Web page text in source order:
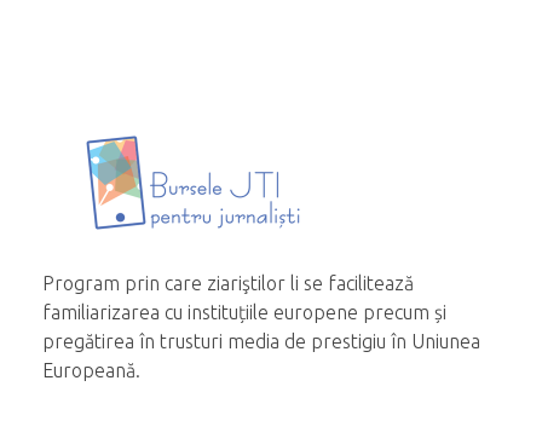
Program prin care ziariştilor li se facilitează
familiarizarea cu instituțiile europene precum și
pregătirea în trusturi media de prestigiu în Uniunea
Europeană.